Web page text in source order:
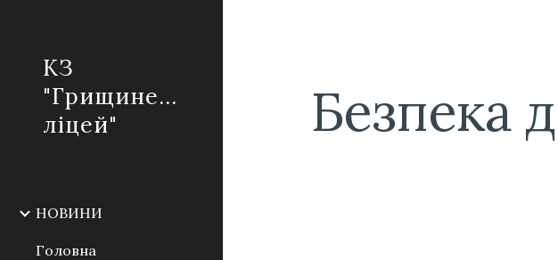
КЗ
"Грищинецький
ліцей"
НОВИНИ
Головна
Безпека